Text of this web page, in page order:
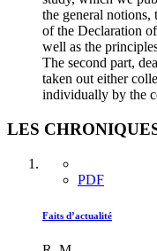
the general notions,
of the Declaration
well as the
The second part,
taken out either
individually by the
LES
PDF
Faits d’actualité